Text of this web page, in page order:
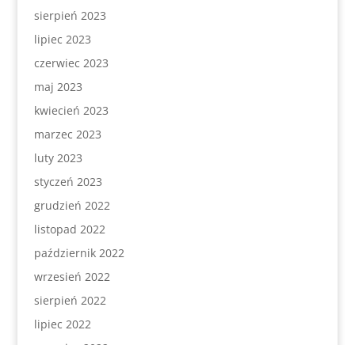
sierpień 2023
lipiec 2023
czerwiec 2023
maj 2023
kwiecień 2023
marzec 2023
luty 2023
styczeń 2023
grudzień 2022
listopad 2022
październik 2022
wrzesień 2022
sierpień 2022
lipiec 2022